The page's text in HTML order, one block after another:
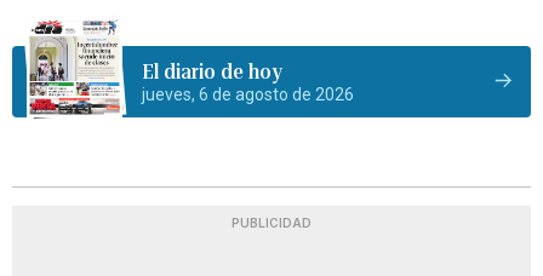
El diario de hoy
jueves, 6 de agosto de 2026
PUBLICIDAD